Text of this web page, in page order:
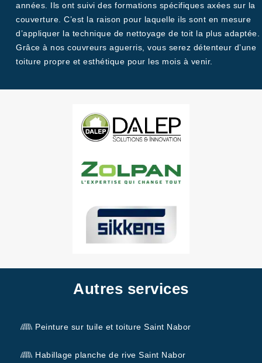
années. Ils ont suivi des formations spécifiques axées sur la
couverture. C’est la raison pour laquelle ils sont en mesure
d’appliquer la technique de nettoyage de toit la plus adaptée.
Grâce à nos couvreurs aguerris, vous serez détenteur d’une
toiture propre et esthétique pour les mois à venir.
Autres services
Peinture sur tuile et toiture Saint Nabor
Habillage planche de rive Saint Nabor